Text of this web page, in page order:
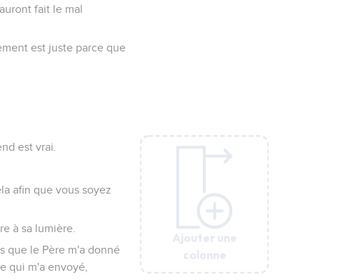
Ajouter une
colonne
fait le mal
est juste parce que
est vrai.
afin que vous soyez
à sa lumière.
que le Père m'a donné
qui m'a envoyé,
Ajouter une
colonne
Ajouter une
colonne
Ajouter une
colonne
Ajouter une
colonne